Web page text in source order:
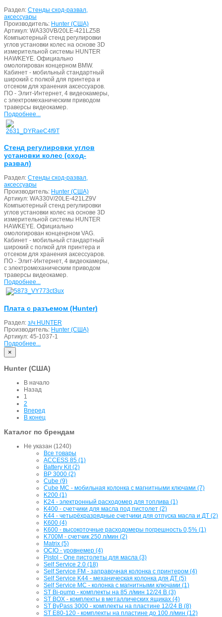
Раздел: Стенды сход-развал,
аксессуары
Производитель: Hunter (США)
Артикул: WA330VB/20LE-421LZ5B
Компьютерный стенд регулировки
углов установки колес на основе 3D
измерительной системы HUNTER
HAWKEYE. Официально
омологирован концерном BMW.
Кабинет - мобильный стандартный
широкий с полкой для принтера и
отсеком для хранения аксессуаров.
ПО - Элит-Интернет, 4 видеокамеры,
с электромеханическим приводом
траверсы видеокамер.
Подробнее...
Стенд регулировки углов
установки колес (сход-
развал)
Раздел: Стенды сход-развал,
аксессуары
Производитель: Hunter (США)
Артикул: WA330V/20LE-421LZ9V
Компьютерный стенд регулировки
углов установки колес на основе 3D
измерительной системы HUNTER
HAWKEYE. Официально
омологирован конценрном VAG.
Кабинет - мобильный стандартный
широкий с полкой для принтера и
отсеком для хранения аксессуаров.
ПО - Элит-Интернет, 4 видеокамеры,
с электромеханическим приводом
траверсы видеокамер.
Подробнее...
Плата с разъемом (Hunter)
Раздел: з/ч HUNTER
Производитель: Hunter (США)
Артикул: 45-1037-1
Подробнее...
×
Hunter (США)
В начало
Назад
1
2
Вперед
В конец
Каталог по брендам
Не указан (1240)
Все товары
ACCESS 85 (1)
Battery Kit (2)
BP 3000 (2)
Cube (9)
Cube MC - мобильная колонка с магнитными ключами (7)
K200 (1)
K24 - электронный расходомер для топлива (1)
K400 - счетчики для масла под пистолет (2)
K44 - четырёхразрядные счетчики для отпуска масла и ДТ (2)
K600 (4)
K600 - высокоточные расходомеры погрешность 0,5% (1)
K700M - счетчик 250 л/мин (2)
Matrix (5)
OCIO - уровнемер (4)
Pistol - One пистолеты для масла (3)
Self Service 2.0 (18)
Self Service FM - заправочная колонка с принтером (4)
Self Service K44 - механическая колонка для ДТ (5)
Self Service MC - колонка с магнитными ключами (1)
ST Bi-pump - комплекты на 85 л/мин 12/24 В (3)
ST BOX - комплекты в металлических ящиках (4)
ST ByPass 3000 - комплекты на пластине 12/24 В (8)
ST E80-120 - комплекты на пластине до 100 л/мин (12)